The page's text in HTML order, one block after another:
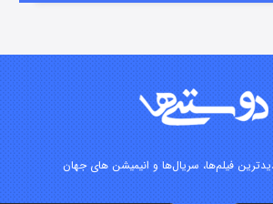
فیلم‌ها، سریال‌ها و انیمیشن های جهان